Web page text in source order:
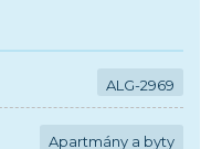
ALG-2969
Apartmány a byty